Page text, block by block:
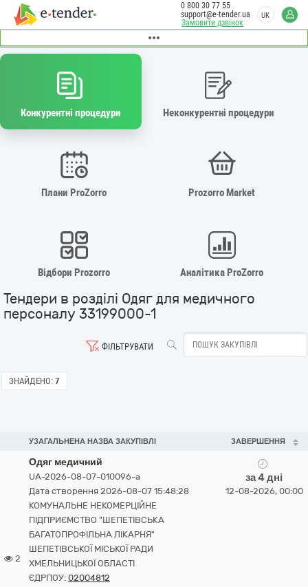
Замовити дзвінок
0 800 30 77 55
support@e-tender.ua
UK
Конкурентні процедури Неконкурентні процедури
Плани ProZorro Prozorro Market
Відбори Prozorro Аналітика ProZorro
Тендери в розділі Одяг для медичного
персоналу 33199000-1
ФІЛЬТРУВАТИ
ЗНАЙДЕНО: 7
УЗАГАЛЬНЕНА НАЗВА ЗАКУПІВЛІ ЗАВЕРШЕННЯ
2
Одяг медичний
UA-2026-08-07-010096-a
Дата створення 2026-08-07 15:48:28
КОМУНАЛЬНЕ НЕКОМЕРЦІЙНЕ
ПІДПРИЄМСТВО "ШЕПЕТІВСЬКА
БАГАТОПРОФІЛЬНА ЛІКАРНЯ"
ШЕПЕТІВСЬКОЇ МІСЬКОЇ РАДИ
ХМЕЛЬНИЦЬКОЇ ОБЛАСТІ
ЄДРПОУ: 02004812
за 4 дні
12-08-2026, 00:00